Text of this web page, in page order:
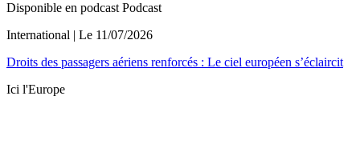
Disponible en podcast Podcast
International | Le 11/07/2026
Droits des passagers aériens renforcés : Le ciel européen s’éclaircit
Ici l'Europe